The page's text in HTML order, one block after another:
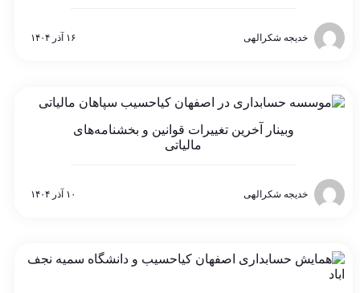
خدیجه شکرالهی ۱۶ آذر ۱۴۰۴
وبینار آخرین تغییرات قوانین و بخشنامه‌های
مالیاتی
خدیجه شکرالهی